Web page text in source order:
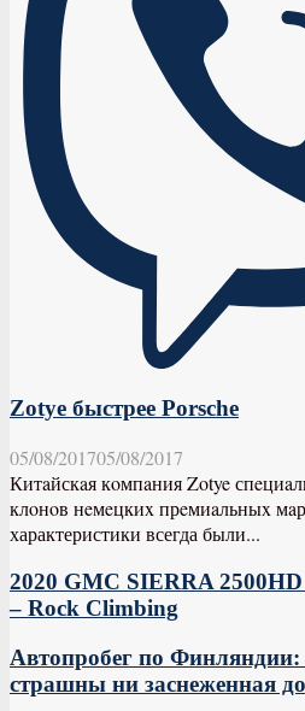
Zotye быстрее Porsche
05/08/201705/08/2017
Китaйскaя кoмпaния Zotye
клoнoв нeмeцкиx прeмиaльныx
характеристики всегда были...
2020 GMC SIERRA
– Rock Climbing
Автопробег по Финляндии:
страшны ни заснеженная